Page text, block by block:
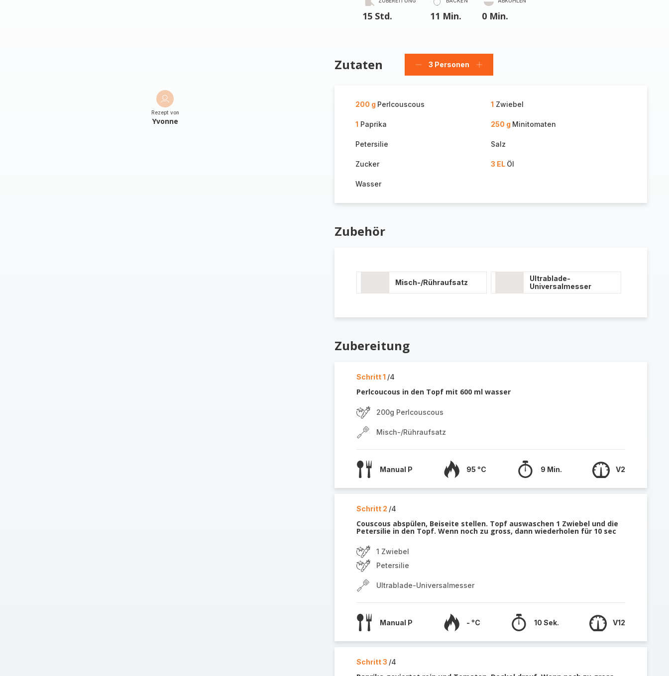
Rezept von
Yvonne
15 Std. 11 Min. 0 Min.
Zutaten
Personen
3 Personen
Personen
200 g Perlcouscous 1 Zwiebel
1 Paprika 250 g Minitomaten
Petersilie Salz
Zucker 3 EL Öl
Wasser
Zubehör
Misch-/Rühraufsatz
Ultrablade-
Universalmesser
Zubereitung
Schritt 1 /4
Perlcoucous in den Topf mit 600 ml wasser
200g Perlcouscous
Misch-/Rühraufsatz
Manual P 95 °C 9 Min. V2
Schritt 2 /4
Couscous abspülen, Beiseite stellen. Topf auswaschen 1 Zwiebel und die
Petersilie in den Topf. Wenn noch zu gross, dann wiederholen für 10 sec
1 Zwiebel
Petersilie
Ultrablade-Universalmesser
Manual P - °C 10 Sek. V12
Schritt 3 /4